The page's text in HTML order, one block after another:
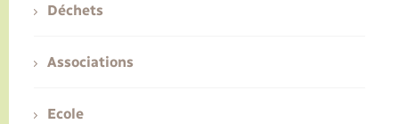
Déchets
Associations
Ecole